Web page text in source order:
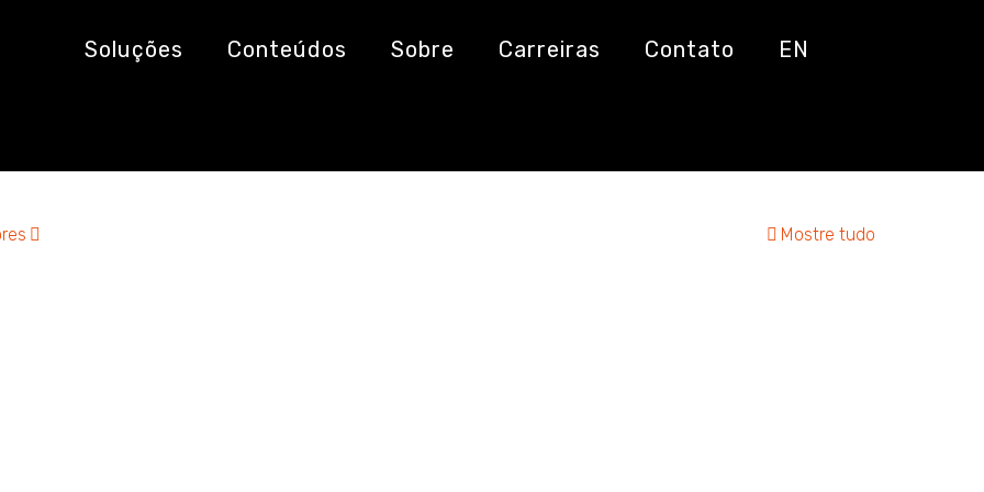
Soluções Conteúdos Sobre Carreiras Contato EN
Mostre tudo